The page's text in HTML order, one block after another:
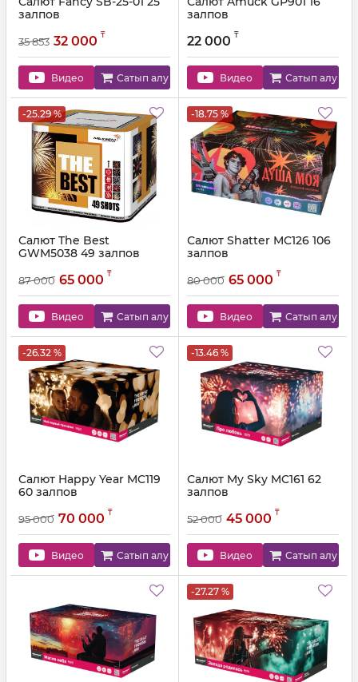
залпов
35 853 32 000 ₸
Видео Сатып алу
залпов
GP901
22 000 ₸
Видео Сатып алу
-25.29 %
Салют The Best
GWM5038 49 залпов
GWM5038
87 000 65 000 ₸
Видео Сатып алу
-18.75 %
Салют Shatter MC126 106
залпов
80 000 65 000 ₸
Видео Сатып алу
-26.32 %
Салют Happy Year MC119
60 залпов
95 000 70 000 ₸
Видео Сатып алу
-13.46 %
Салют My Sky MC161 62
залпов
52 000 45 000 ₸
Видео Сатып алу
-27.27 %